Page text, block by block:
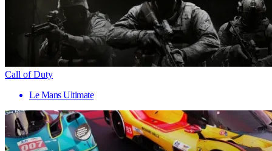
Call of Duty
Le Mans Ultimate